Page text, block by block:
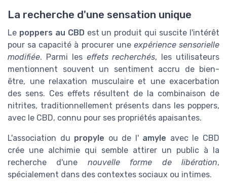
La recherche d'une sensation unique
Le poppers au CBD est un produit qui suscite l'intérêt
pour sa capacité à procurer une expérience sensorielle
modifiée. Parmi les effets recherchés, les utilisateurs
mentionnent souvent un sentiment accru de bien-
être, une relaxation musculaire et une exacerbation
des sens. Ces effets résultent de la combinaison de
nitrites, traditionnellement présents dans les poppers,
avec le CBD, connu pour ses propriétés apaisantes.
L'association du propyle ou de l' amyle avec le CBD
crée une alchimie qui semble attirer un public à la
recherche d'une nouvelle forme de libération,
spécialement dans des contextes sociaux ou intimes.